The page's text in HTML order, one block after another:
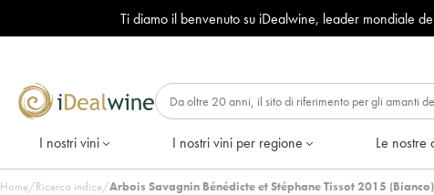
Ti diamo il benvenuto su iDealwine, leader mondiale
I nostri vini I nostri vini per regione Le nostre
Home/Ricerca indice/Arbois Savagnin Bénédicte et Stéphane Tissot 2015 (Bianco)